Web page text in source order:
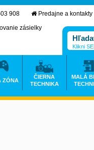
908
Predajne a kontakty
zásielky
Klikni
ZÓNA
ČIERNA
TECHNIKA
MALÁ